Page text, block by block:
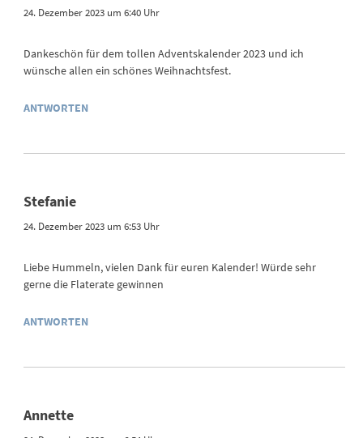
24. Dezember 2023 um 6:40 Uhr
Dankeschön für dem tollen Adventskalender 2023 und ich
wünsche allen ein schönes Weihnachtsfest.
ANTWORTEN
Stefanie
24. Dezember 2023 um 6:53 Uhr
Liebe Hummeln, vielen Dank für euren Kalender! Würde sehr
gerne die Flaterate gewinnen
ANTWORTEN
Annette